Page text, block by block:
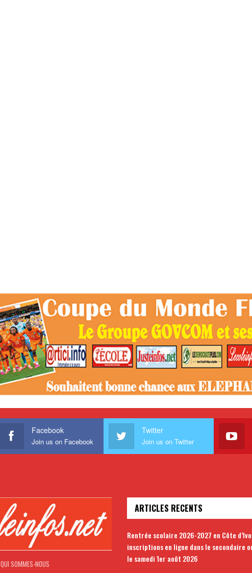
Facebook
Join us on Facebook
Twitter
Join us on Twitter
QUI SOMMES-NOUS
ARTICLES RECENTS
Rentrée scolaire 2026-2027 en Côte
inscriptions en ligne dans le secondaire
le samedi 1er août 2026